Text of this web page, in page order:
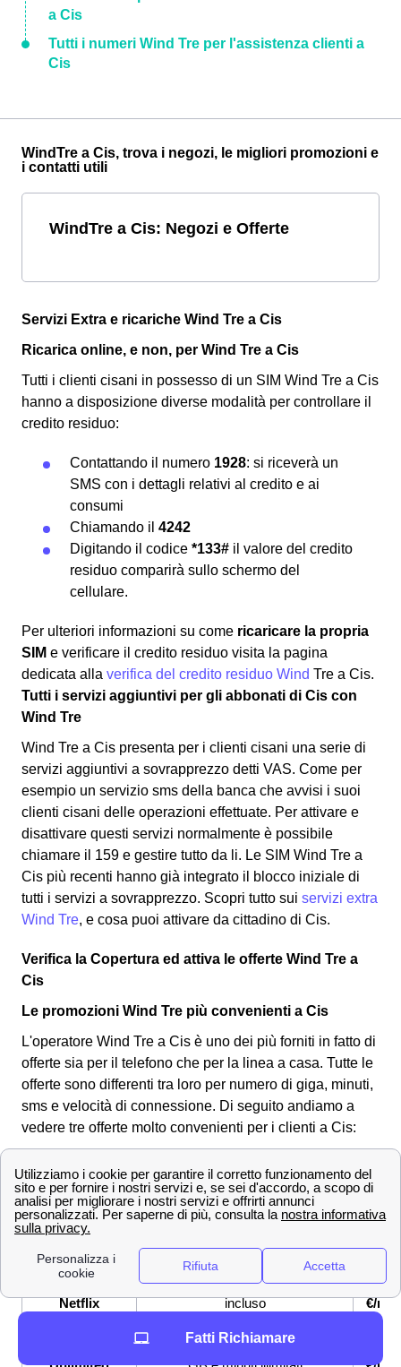
a Cis
Tutti i numeri Wind Tre per l'assistenza clienti a
Cis
WindTre a Cis, trova i negozi, le migliori promozioni e
i contatti utili
WindTre a Cis: Negozi e Offerte
Servizi Extra e ricariche Wind Tre a Cis
Ricarica online, e non, per Wind Tre a Cis
Tutti i clienti cisani in possesso di un SIM Wind Tre a Cis
hanno a disposizione diverse modalità per controllare il
credito residuo:
Contattando il numero 1928: si riceverà un
SMS con i dettagli relativi al credito e ai
consumi
Chiamando il 4242
Digitando il codice *133# il valore del credito
residuo comparirà sullo schermo del
cellulare.
Per ulteriori informazioni su come ricaricare la propria
SIM e verificare il credito residuo visita la pagina
dedicata alla verifica del credito residuo Wind Tre a Cis.
Tutti i servizi aggiuntivi per gli abbonati di Cis con
Wind Tre
Wind Tre a Cis presenta per i clienti cisani una serie di
servizi aggiuntivi a sovrapprezzo detti VAS. Come per
esempio un servizio sms della banca che avvisi i suoi
clienti cisani delle operazioni effettuate. Per attivare e
disattivare questi servizi normalmente è possibile
chiamare il 159 e gestire tutto da li. Le SIM Wind Tre a
Cis più recenti hanno già integrato il blocco iniziale di
tutti i servizi a sovrapprezzo. Scopri tutto sui servizi extra
Wind Tre, e cosa puoi attivare da cittadino di Cis.
Verifica la Copertura ed attiva le offerte Wind Tre a
Cis
Le promozioni Wind Tre più convenienti a Cis
L'operatore Wind Tre a Cis è uno dei più forniti in fatto di
offerte sia per il telefono che per la linea a casa. Tutte le
offerte sono differenti tra loro per numero di giga, minuti,
sms e velocità di connessione. Di seguito andiamo a
vedere tre offerte molto convenienti per i clienti a Cis:
OFFERTE a Cis Prezzo
Super Fibra
Fibra fino a 2,5 Gbps, Modem
Super Fibra &
Netflix
Fibra fino a 2,5 Gbps, Netflix
incluso
€/
Fibra fino a 2,5 Gbps, Sim con
Fatti Richiamare